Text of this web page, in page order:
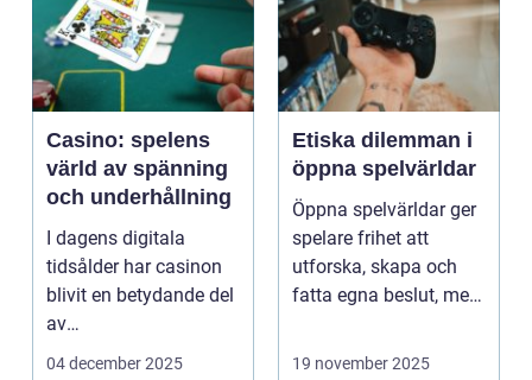
Casino: spelens
värld av spänning
och underhållning
I dagens digitala
tidsålder har casinon
blivit en betydande del
av
onlineunderhållning. ...
04 december 2025
Etiska dilemman i
öppna spelvärldar
Öppna spelvärldar ger
spelare frihet att
utforska, skapa och
fatta egna beslut, men
19 november 2025